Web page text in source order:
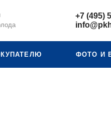
+7 (495)
ФОТО И